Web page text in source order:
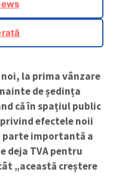
noi, la prima vânzare
de ședința
că în spațiul public
efectele noii
parte importantă a
deja TVA pentru
„această creștere